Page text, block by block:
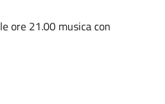
ore 21.00 musica con